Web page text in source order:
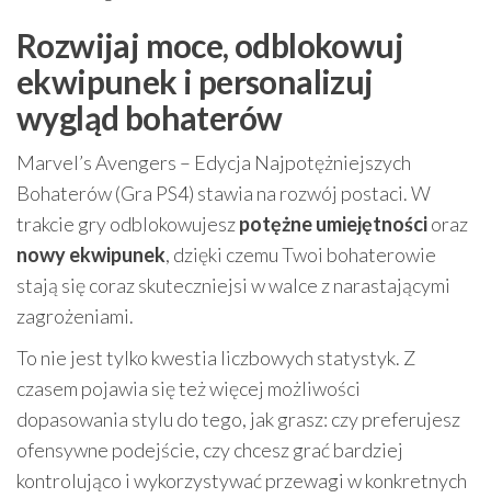
Rozwijaj moce, odblokowuj
ekwipunek i personalizuj
wygląd bohaterów
Marvel’s Avengers – Edycja Najpotężniejszych
Bohaterów (Gra PS4) stawia na rozwój postaci. W
trakcie gry odblokowujeszpotężne umiejętnościoraz
nowy ekwipunek, dzięki czemu Twoi bohaterowie
stają się coraz skuteczniejsi w walce z narastającymi
zagrożeniami.
To nie jest tylko kwestia liczbowych statystyk. Z
czasem pojawia się też więcej możliwości
dopasowania stylu do tego, jak grasz: czy preferujesz
ofensywne podejście, czy chcesz grać bardziej
kontrolująco i wykorzystywać przewagi w konkretnych